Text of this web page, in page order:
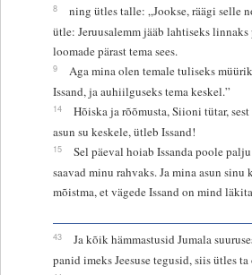
8
ning ütles talle: „Jookse, räägi selle
ütle: Jeruusalemm jääb lahtiseks
loomade pärast tema sees.
9
Aga mina olen temale tuliseks
Issand, ja auhiilguseks tema keskel.”
14
Hõiska ja rõõmusta, Siioni tütar,
asun su keskele, ütleb Issand!
15
Sel päeval hoiab Issanda poole
saavad minu rahvaks. Ja mina asun sinu
mõistma, et vägede Issand on mind
43
Ja kõik hämmastusid Jumala
panid imeks Jeesuse tegusid, siis ütles